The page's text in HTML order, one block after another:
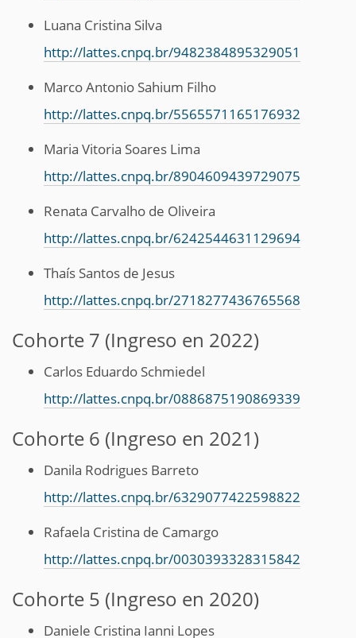
Luana Cristina Silva
http://lattes.cnpq.br/9482384895329051
Marco Antonio Sahium Filho
http://lattes.cnpq.br/5565571165176932
Maria Vitoria Soares Lima
http://lattes.cnpq.br/8904609439729075
Renata Carvalho de Oliveira
http://lattes.cnpq.br/6242544631129694
Thaís Santos de Jesus
http://lattes.cnpq.br/2718277436765568
Cohorte 7 (Ingreso en 2022)
Carlos Eduardo Schmiedel
http://lattes.cnpq.br/0886875190869339
Cohorte 6 (Ingreso en 2021)
Danila Rodrigues Barreto
http://lattes.cnpq.br/6329077422598822
Rafaela Cristina de Camargo
http://lattes.cnpq.br/0030393328315842
Cohorte 5 (Ingreso en 2020)
Daniele Cristina Ianni Lopes